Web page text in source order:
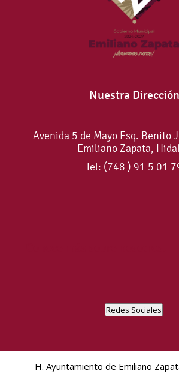
Nuestra Dirección
Avenida 5 de Mayo Esq. Benito
Emiliano Zapata,
Tel: (748 ) 91 5 01
Redes Sociales
H. Ayuntamiento de Emiliano